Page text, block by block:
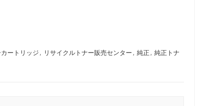
カートリッジ , リサイクルトナー販売センター , 純正 , 純正トナ